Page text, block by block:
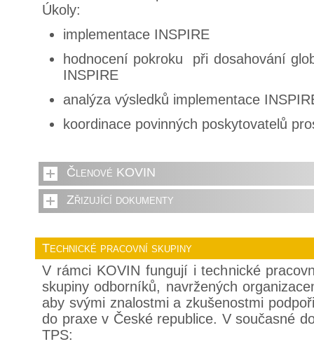
Úkoly:
implementace INSPIRE
hodnocení pokroku při dosahování
INSPIRE
analýza výsledků implementace
koordinace povinných poskytovatelů
Členové KOVIN
Zřizující dokumenty
Technické pracovní skupiny
V rámci KOVIN fungují i technické
skupiny odborníků, navržených
aby svými znalostmi a zkušenostmi
do praxe v České republice. V současné
TPS: